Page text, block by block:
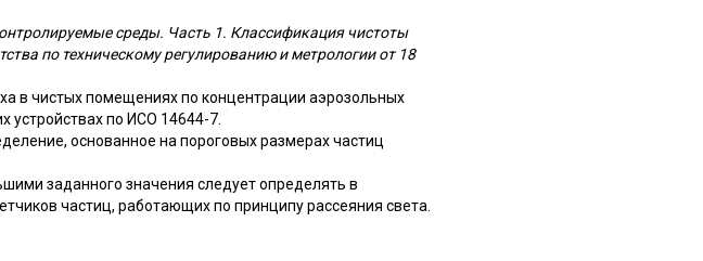
среды. Часть 1. Классификация чистоты
по техническому регулированию и метрологии от 18
в чистых помещениях по концентрации аэрозольных
устройствах по ИСО 14644-7.
основанное на пороговых размерах частиц
заданного значения следует определять в
частиц, работающих по принципу рассеяния света.